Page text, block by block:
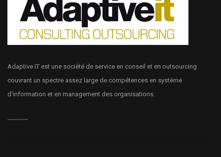
Adaptive IT est une société de service en conseil et en outsourcing
couvrant un spectre assez large de compétences en système
d'information et en management des organisations.